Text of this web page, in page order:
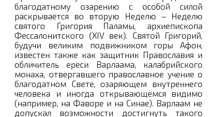
благодатному озарению с особой силой
раскрывается во вторую Неделю – Неделю
святого Григория Паламы, архиепископа
Фессалонитского (XIV век). Святой Григорий,
будучи великим подвижником горы Афон,
известен также как защитник Православия и
обличитель ереси Варлаама, калабрийского
монаха, отвергавшего православное учение о
благодатном Свете, озаряющем внутреннего
человека и иногда открывающемся видимо
(например, на Фаворе и на Синае). Варлаам не
допускал возможности достигнуть такого